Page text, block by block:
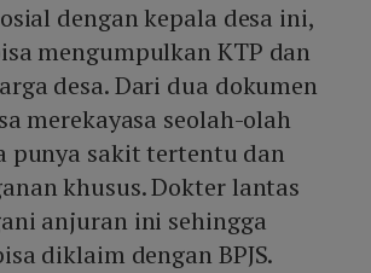
dengan kepala desa ini,
mengumpulkan KTP dan
desa. Dari dua dokumen
merekayasa seolah-olah
punya sakit tertentu dan
khusus. Dokter lantas
anjuran ini sehingga
diklaim dengan BPJS.